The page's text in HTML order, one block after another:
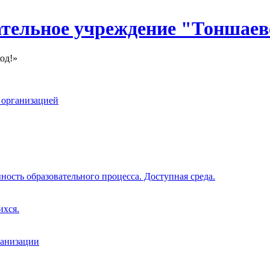
учреждение
образовательного процесса. Доступная среда.